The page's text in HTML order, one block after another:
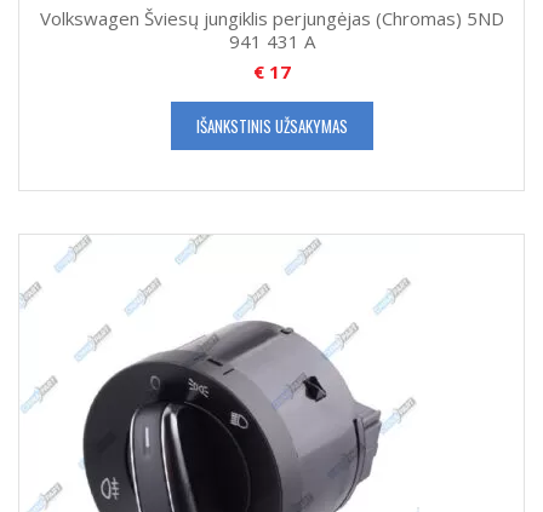
Volkswagen Šviesų jungiklis perjungėjas (Chromas) 5ND
941 431 A
€17
IŠANKSTINIS UŽSAKYMAS